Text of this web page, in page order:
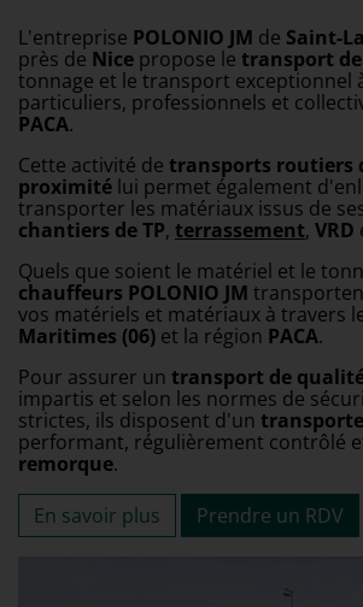
L'entreprise POLONIO JM de Saint-
près de Nice propose le transport
tonnage et le transport exceptionnel
particuliers, professionnels et
PACA.
Cette activité de transports routiers
proximité lui permet également
transporter les matériaux issus de
chantiers de TP, terrassement, VRD
Quels que soient le matériel et le
chauffeurs POLONIO JM
vos matériels et matériaux à travers
Maritimes (06) et la région PACA.
Pour assurer un transport de
impartis et selon les normes de
strictes, ils disposent d'un
performant, régulièrement contrôlé
remorque.
En savoir plus
Prendre un RDV